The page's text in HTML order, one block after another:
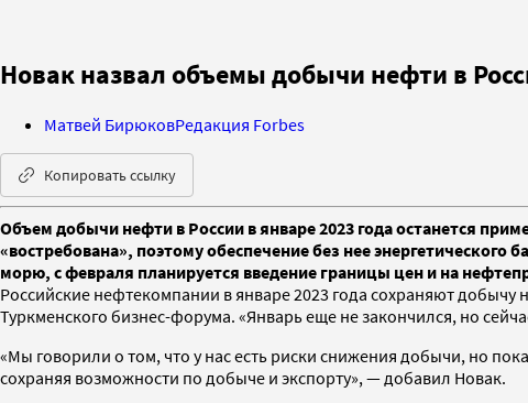
Новак назвал объемы добычи нефти в
Матвей БирюковРедакция Forbes
Копировать ссылку
Объем добычи нефти в России в январе 2023 года останется
«востребована», поэтому обеспечение без нее
морю, с февраля планируется введение границы цен и на
Российские нефтекомпании в январе 2023 года сохраняют
Туркменского бизнес-форума. «Январь еще не закончился, но
«Мы говорили о том, что у нас есть риски снижения добычи, но
сохраняя возможности по добыче и экспорту», — добавил Новак.